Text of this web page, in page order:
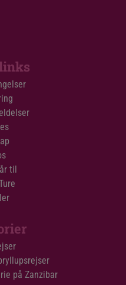
til
på Zanzibar